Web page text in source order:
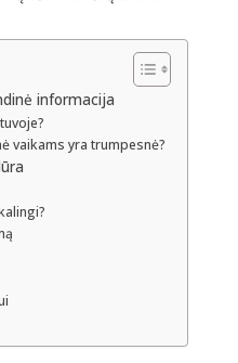
informacija
vaikams yra trumpesnė?